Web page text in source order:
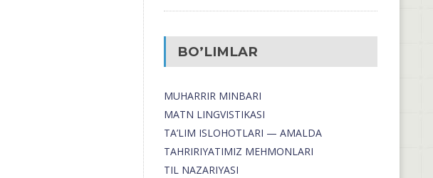
BO’LIMLAR
MUHARRIR MINBARI
MATN LINGVISTIKASI
TA’LIM ISLOHOTLARI — AMALDA
TAHRIRIYATIMIZ MEHMONLARI
TIL NAZARIYASI